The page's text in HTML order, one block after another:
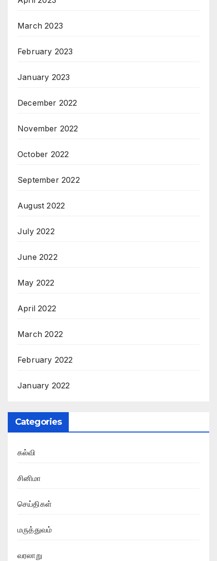
March 2023
February 2023
January 2023
December 2022
November 2022
October 2022
September 2022
August 2022
July 2022
June 2022
May 2022
April 2022
March 2022
February 2022
January 2022
Categories
கல்வி
சினிமா
செய்திகள்
மருத்துவம்
வரலாறு